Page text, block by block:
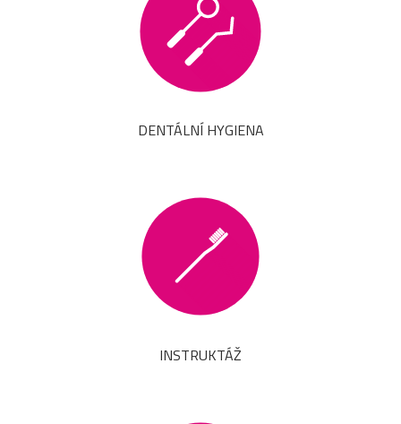
DENTÁLNÍ HYGIENA
INSTRUKTÁŽ